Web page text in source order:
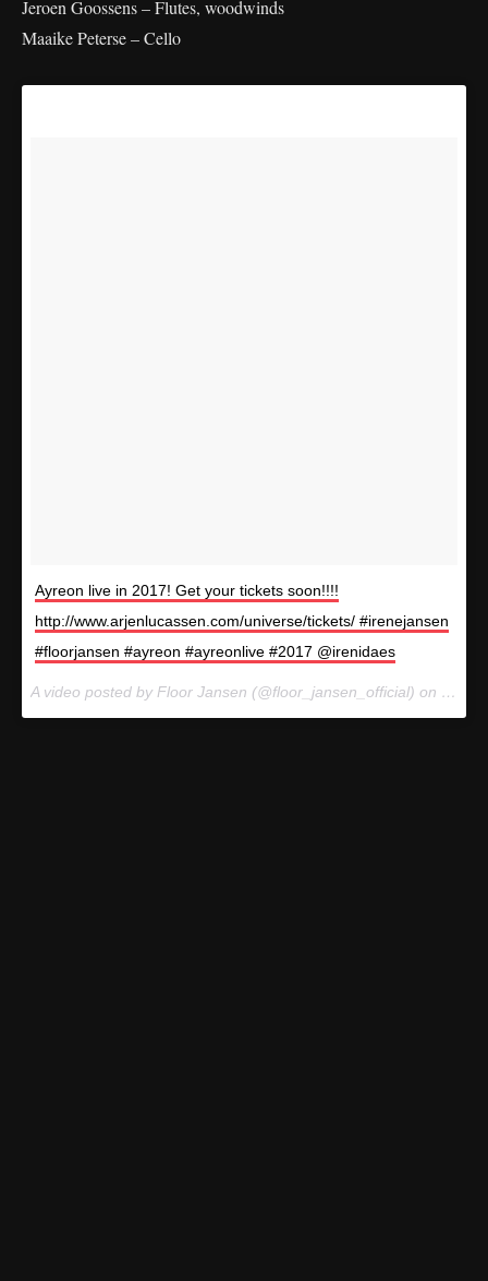
Jeroen Goossens – Flutes, woodwinds
Maaike Peterse – Cello
Ayreon live in 2017! Get your tickets soon!!!!
http://www.arjenlucassen.com/universe/tickets/ #irenejansen
#floorjansen #ayreon #ayreonlive #2017 @irenidaes
A video posted by Floor Jansen (@floor_jansen_official) on
Nov